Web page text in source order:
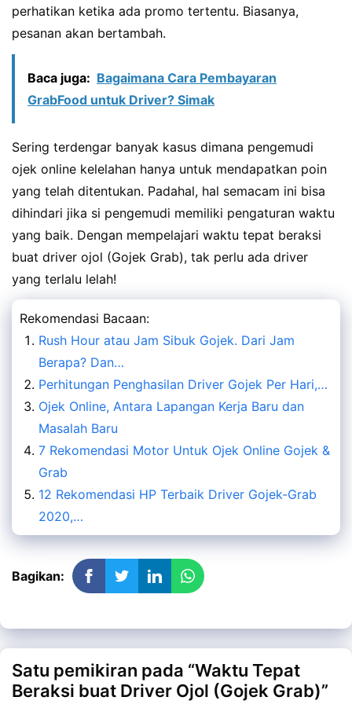
perhatikan ketika ada promo tertentu. Biasanya,
pesanan akan bertambah.
Baca juga: Bagaimana Cara Pembayaran
GrabFood untuk Driver? Simak
Sering terdengar banyak kasus dimana pengemudi
ojek online kelelahan hanya untuk mendapatkan poin
yang telah ditentukan. Padahal, hal semacam ini bisa
dihindari jika si pengemudi memiliki pengaturan waktu
yang baik. Dengan mempelajari waktu tepat beraksi
buat driver ojol (Gojek Grab), tak perlu ada driver
yang terlalu lelah!
Rekomendasi Bacaan:
Rush Hour atau Jam Sibuk Gojek. Dari Jam
Berapa? Dan…
Perhitungan Penghasilan Driver Gojek Per Hari,…
Ojek Online, Antara Lapangan Kerja Baru dan
Masalah Baru
7 Rekomendasi Motor Untuk Ojek Online Gojek &
Grab
12 Rekomendasi HP Terbaik Driver Gojek-Grab
2020,…
Bagikan:
Satu pemikiran pada “Waktu Tepat
Beraksi buat Driver Ojol (Gojek Grab)”